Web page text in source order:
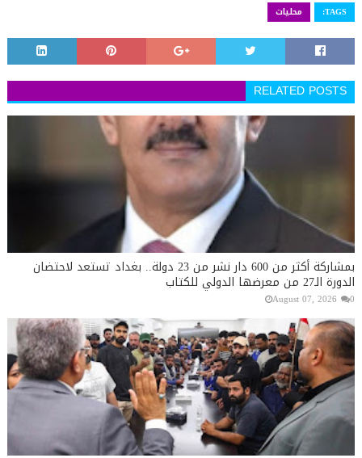
TAGS: محليات
RELATED POSTS
بمشاركة أكثر من 600 دار نشر من 23 دولة.. بغداد تستعد لاحتضان
الدورة الـ27 من معرضها الدولي للكتاب
August 07, 2026 0